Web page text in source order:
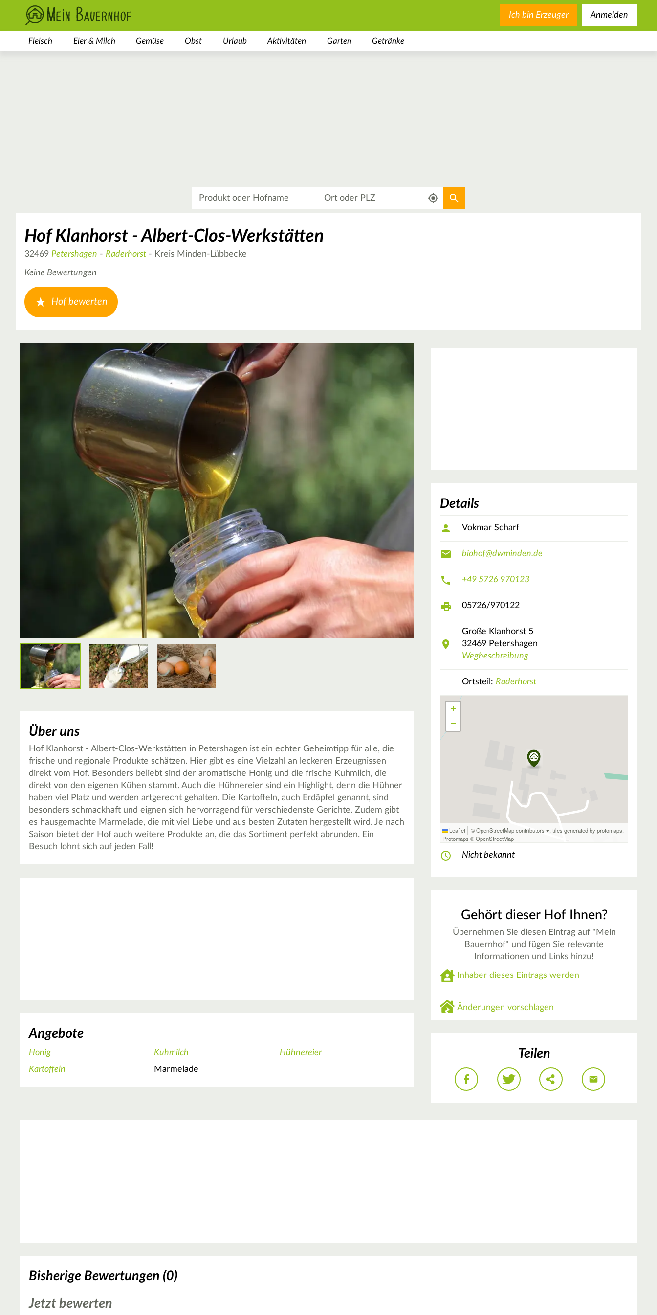
Ich bin Erzeuger Anmelden
Fleisch Eier & Milch Gemüse Obst Urlaub Aktivitäten Garten Getränke
Aktuellen Standort verwenden
Hof Klanhorst - Albert-Clos-Werkstätten
32469 Petershagen - Raderhorst - Kreis Minden-Lübbecke
Keine Bewertungen
Hof bewerten
Über uns
Hof Klanhorst - Albert-Clos-Werkstätten in Petershagen ist ein echter Geheimtipp für alle, die
frische und regionale Produkte schätzen. Hier gibt es eine Vielzahl an leckeren Erzeugnissen
direkt vom Hof. Besonders beliebt sind der aromatische Honig und die frische Kuhmilch, die
direkt von den eigenen Kühen stammt. Auch die Hühnereier sind ein Highlight, denn die Hühner
haben viel Platz und werden artgerecht gehalten. Die Kartoffeln, auch Erdäpfel genannt, sind
besonders schmackhaft und eignen sich hervorragend für verschiedenste Gerichte. Zudem gibt
es hausgemachte Marmelade, die mit viel Liebe und aus besten Zutaten hergestellt wird. Je nach
Saison bietet der Hof auch weitere Produkte an, die das Sortiment perfekt abrunden. Ein
Besuch lohnt sich auf jeden Fall!
Angebote
Honig Kuhmilch
Hühnereier
Kartoffeln
Marmelade
Details
Vokmar Scharf
biohof@dwminden.de
+49 5726 970123
05726/970122
Große Klanhorst 5
32469 Petershagen
Wegbeschreibung
Ortsteil: Raderhorst
+
−
Leaflet | © OpenStreetMap contributors ♥,tiles generated by protomaps,
Protomaps ©OpenStreetMap
Nicht bekannt
Gehört dieser Hof Ihnen?
Übernehmen Sie diesen Eintrag auf "Mein
Bauernhof" und fügen Sie relevante
Informationen und Links hinzu!
Inhaber dieses Eintrags werden
Änderungen vorschlagen
Teilen
Bisherige Bewertungen (0)
Jetzt bewerten